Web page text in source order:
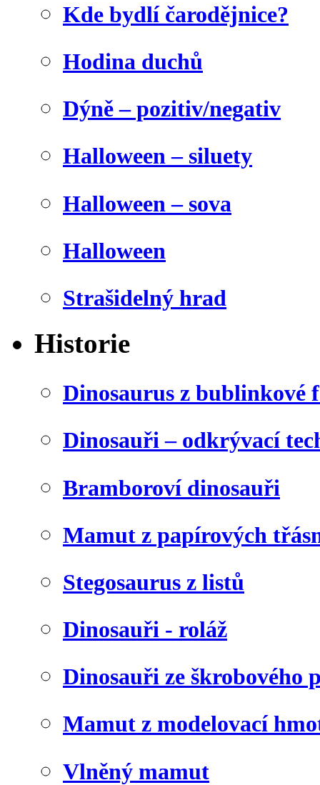
Kde bydlí čarodějnice?
Hodina duchů
Dýně – pozitiv/negativ
Halloween – siluety
Halloween – sova
Halloween
Strašidelný hrad
Historie
Dinosaurus z bublinkové
Dinosauři – odkrývací
Bramboroví dinosauři
Mamut z papírových
Stegosaurus z listů
Dinosauři - roláž
Dinosauři ze škrobového
Mamut z modelovací
Vlněný mamut